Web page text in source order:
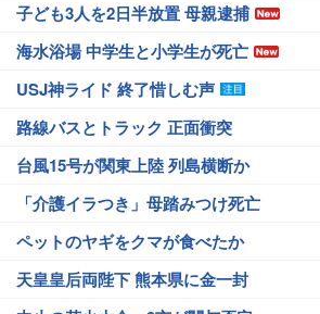
子ども3人を2日半放置 母親逮捕
海水浴場 中学生と小学生が死亡
USJ神ライド 終了惜しむ声
路線バスとトラック 正面衝突
台風15号が関東上陸 列島横断か
「介護イラつき」母踏みつけ死亡
ペットのヤギをクマが食べたか
天皇皇后両陛下 熊本県に金一封